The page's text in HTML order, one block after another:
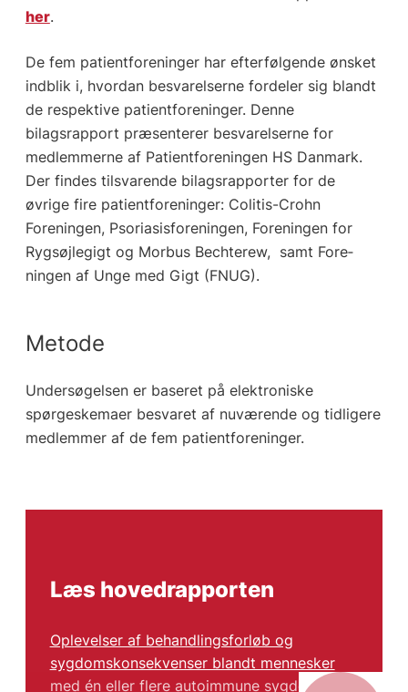
her.
De fem patientforeninger har efterfølgende ønsket
indblik i, hvordan besvarel­serne fordeler sig blandt
de respektive patientforeninger. Denne
bilagsrapport præsenterer besvarelserne for
medlemmerne af Patientforeningen HS Danmark.
Der findes tilsvarende bilagsrapporter for de
øvrige fire patientforeninger: Colitis-Crohn
Foreningen, Psoriasisforeningen, Foreningen for
Rygsøjlegigt og Morbus Bechterew, samt Fore­
ningen af Unge med Gigt (FNUG).
Metode
Undersøgelsen er baseret på elektroniske
spørgeskemaer besvaret af nuværende og tidligere
medlemmer af de fem patientforeninger.
Læs hovedrapporten
Oplevelser af behandlingsforløb og
sygdomskonsekvenser blandt mennesker
med én eller flere autoimmune sygdomme